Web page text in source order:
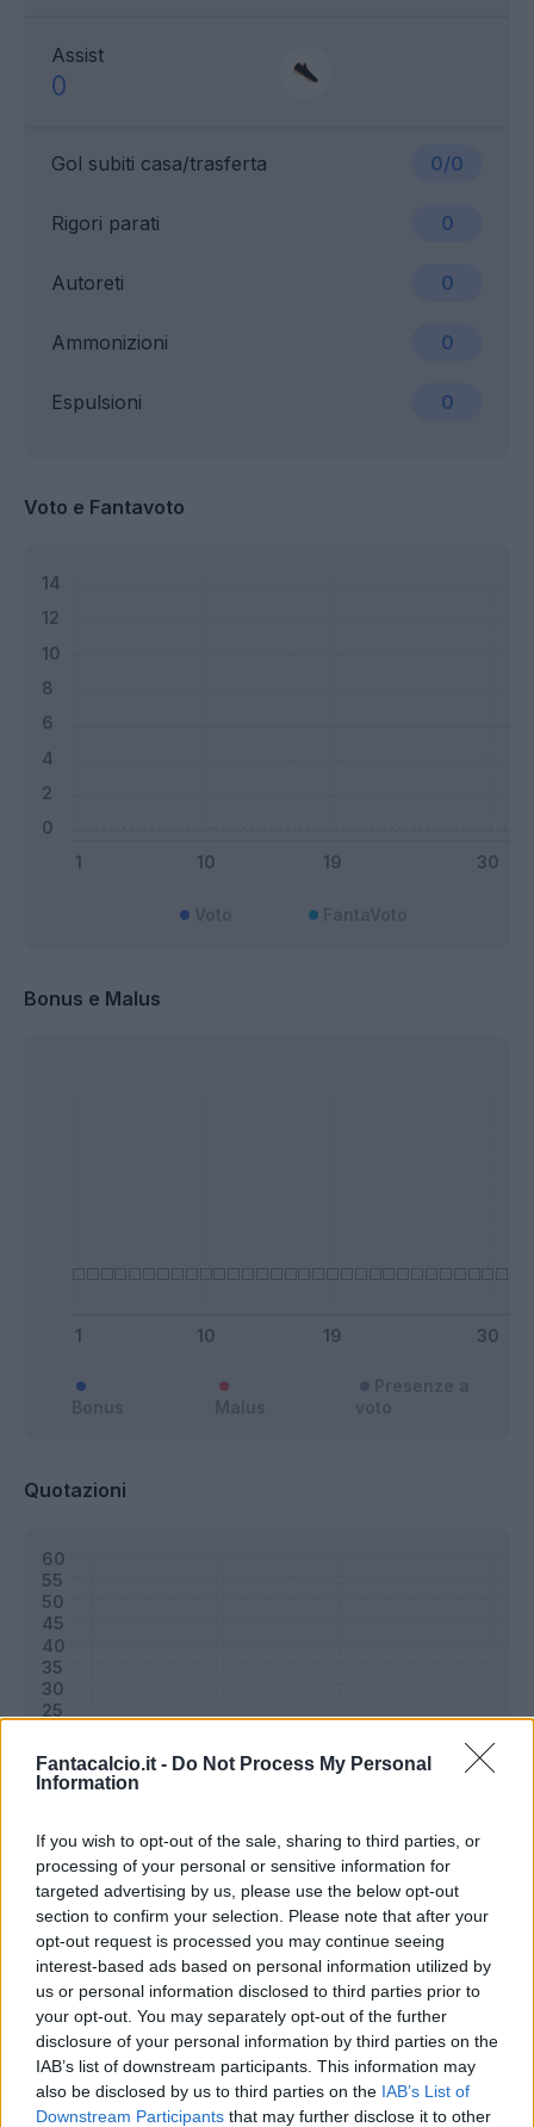
Fantacalcio.it - Do Not Process My Personal
Information
If you wish to opt-out of the sale, sharing to third parties, or
processing of your personal or sensitive information for
targeted advertising by us, please use the below opt-out
section to confirm your selection. Please note that after your
opt-out request is processed you may continue seeing
interest-based ads based on personal information utilized by
us or personal information disclosed to third parties prior to
your opt-out. You may separately opt-out of the further
disclosure of your personal information by third parties on the
IAB’s list of downstream participants. This information may
also be disclosed by us to third parties on the IAB’s List of
Downstream Participants that may further disclose it to other
Assist
0
Gol subiti casa/trasferta 0/0
Ammonizioni 0
Rigori parati 0
Espulsioni 0
Autoreti 0
Voto e Fantavoto
Bonus e Malus
Quotazioni
Classic Mantra
Riepilogo stagione
Titolare 0 - 0%
Entrato 0 - 0 %
Squalificato 0 - 0%